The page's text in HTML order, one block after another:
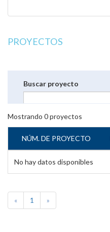
PROYECTOS
Buscar proyecto
Mostrando 0proyectos
NÚM. DE PROYECTO
No hay datos disponibles
« 1 »